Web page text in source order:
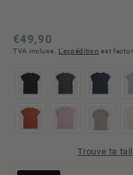
Prix
normal
€49,90
TVA incluse. L'expédition est
Trouve ta